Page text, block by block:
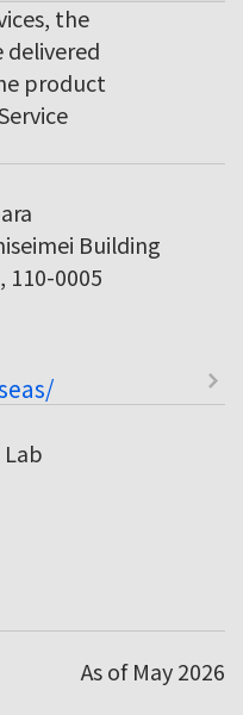
the
product
Building
110-0005
As of May 2026